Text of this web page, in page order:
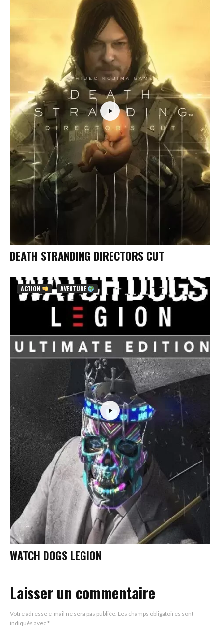
DEATH STRANDING DIRECTORS CUT
ACTION AVENTURE
WATCH DOGS LEGION
Laisser un commentaire
Votre adresse e-mail ne sera pas publiée. Les champs obligatoires sont
indiqués avec*